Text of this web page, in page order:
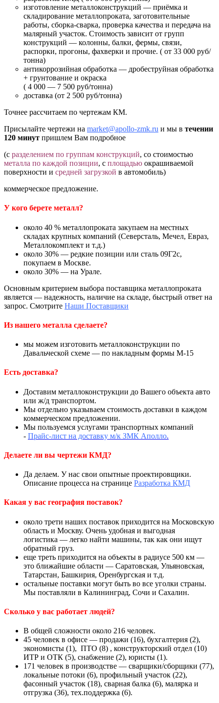
изготовление металлоконструкций — приёмка и
складирование металлопроката, заготовительные
работы, сборка-сварка, проверка качества и передача на
малярный участок. Стоимость зависит от групп
конструкций — колонны, балки, фермы, связи,
распорки, прогоны, фахверки и прочие. ( от 33 000 руб/
тонна)
антикоррозийная обработка — дробеструйная обработка
+ грунтование и окраска
( 4 000 — 7 500 руб/тонна)
доставка (от 2 500 руб/тонна)
Точнее рассчитаем по чертежам КМ.
Присылайте чертежи на market@apollo-zmk.ru и мы в течении
120 минут пришлем Вам подробное
(с разделением по группам конструкций, со стоимостью
металла по каждой позиции, с площадью окрашиваемой
поверхности и средней загрузкой в автомобиль)
коммерческое предложение.
У кого берете металл?
около 40 % металлопроката закупаем на местных
складах крупных компаний (Северсталь, Мечел, Евраз,
Металлокомплект и т.д.)
около 30% — редкие позиции или сталь 09Г2с,
покупаем в Москве.
около 30% — на Урале.
Основным критерием выбора поставщика металлопроката
является — надежность, наличие на складе, быстрый ответ на
запрос. Смотрите Наши Поставщики
Из нашего металла сделаете?
мы можем изготовить металлоконструкции по
Давальческой схеме — по накладным формы М-15
Есть доставка?
Доставим металлоконструкции до Вашего объекта авто
или ж/д транспортом.
Мы отдельно указываем стоимость доставки в каждом
коммерческом предложении.
Мы пользуемся услугами транспортных компаний
- Прайс-лист на доставку м/к ЗМК Аполло.
Делаете ли вы чертежи КМД?
Да делаем. У нас свои опытные проектировщики.
Описание процесса на странице Разработка КМД
Какая у вас география поставок?
около трети наших поставок приходится на Московскую
область и Москву. Очень удобная и выгодная
логистика — легко найти машины, так как они ищут
обратный груз.
еще треть приходится на объекты в радиусе 500 км —
это ближайшие области — Саратовская, Ульяновская,
Татарстан, Башкирия, Оренбургская и т.д.
остальные поставки могут быть во все уголки страны.
Мы поставляли в Калининград, Сочи и Сахалин.
Сколько у вас работает людей?
В общей сложности около 216 человек.
45 человек в офисе — продажи (16), бухгалтерия (2),
экономисты (1), ПТО (8) , конструкторский отдел (10)
ИТР и ОТК (5), снабжение (2), юристы (1).
171 человек в производстве — сварщики/сборщики (77),
локальные потоки (6), профильный участок (22),
фасонный участок (18), сварная балка (6), малярка и
отгрузка (36), тех.поддержка (6).